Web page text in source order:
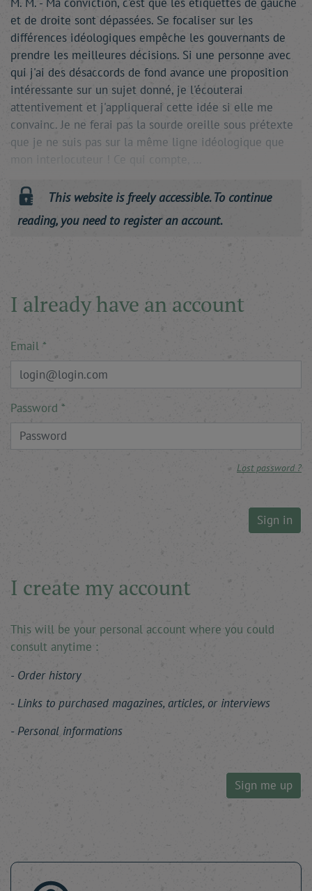
et de droite sont dépassées. Se focaliser sur les
différences idéologiques empêche les gouvernants de
prendre les meilleures décisions. Si une personne avec
qui j'ai des désaccords de fond avance une proposition
intéressante sur un sujet donné, je l'écouterai
attentivement et j'appliquerai cette idée si elle me
convainc. Je ne ferai pas la sourde oreille sous prétexte
que je ne suis pas sur la même ligne idéologique que
mon interlocuteur ! Ce qui compte, …
This website is freely accessible. To continue
reading, you need to register an account.
I already have an account
Email
Password
Lost password ?
Sign in
I create my account
This will be your personal account where you could
consult anytime :
Order history
Links to purchased magazines, articles, or interviews
Personal informations
Sign me up